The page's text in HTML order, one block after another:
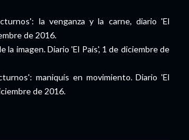
la venganza y la carne, diario 'El
de 2016.
la imagen. Diario 'El País', 1 de diciembre de
maniquís en movimiento. Diario 'El
de 2016.